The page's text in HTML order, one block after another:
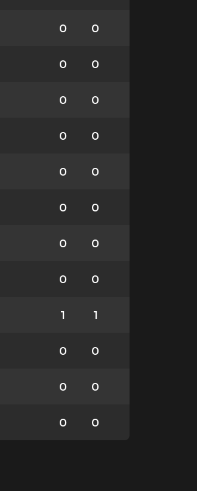
0 0
0 0
0 0
0 0
0 0
0 0
0 0
0 0
1 1
0 0
0 0
0 0